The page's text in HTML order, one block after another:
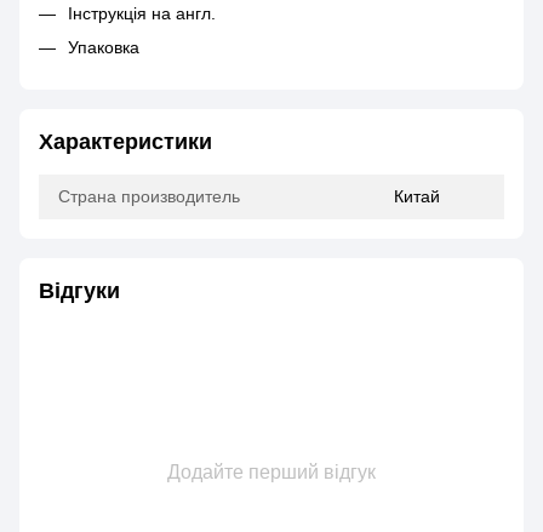
Інструкція на англ.
Упаковка
Характеристики
Страна производитель Китай
Відгуки
Додайте перший відгук